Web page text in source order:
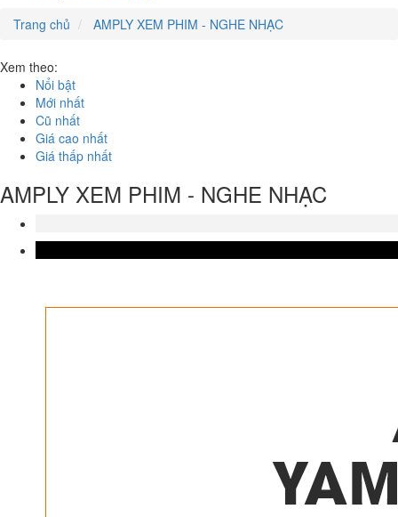
Trang chủ
AMPLY XEM PHIM - NGHE NHẠC
Xem theo:
Nổi bật
Mới nhất
Cũ nhất
Giá cao nhất
Giá thấp nhất
AMPLY XEM PHIM - NGHE NHẠC